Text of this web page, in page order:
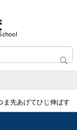
ま先あげてひじ伸ばす